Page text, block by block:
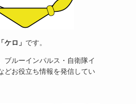
「ケロ」 です。
ブルーインパルス・自衛隊イ
どお役立ち情報を発信してい